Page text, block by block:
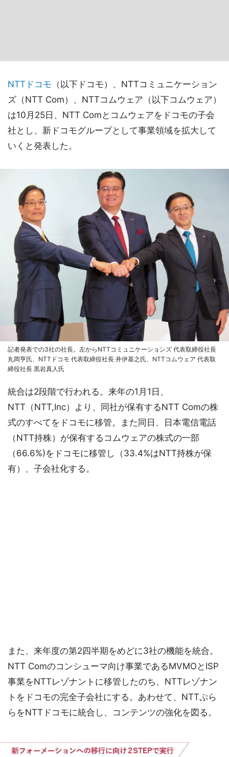
NTTドコモ （以下ドコモ）、NTTコミュニケーション
ズ（NTT Com）、NTTコムウェア（以下コムウェア）
は10月25日、NTT Comとコムウェアをドコモの子会
社とし、新ドコモグループとして事業領域を拡大して
いくと発表した。
記者発表での3社の社長。左からNTTコミュニケーションズ 代表取締役社長
丸岡亨氏、NTTドコモ 代表取締役社長 井伊基之氏、NTTコムウェア 代表取
締役社長 黒岩真人氏
統合は2段階で行われる。来年の1月1日、
NTT（NTT,Inc）より、同社が保有するNTT Comの株
式のすべてをドコモに移管。また同日、日本電信電話
（NTT持株）が保有するコムウェアの株式の一部
（66.6%)をドコモに移管し（33.4%はNTT持株が保
有）、子会社化する。
また、来年度の第2四半期をめどに3社の機能を統合。
NTT Comのコンシューマ向け事業であるMVMOとISP
事業をNTTレゾナントに移管したのち、NTTレゾナン
トをドコモの完全子会社にする。あわせて、NTTぷら
らをNTTドコモに統合し、コンテンツの強化を図る。